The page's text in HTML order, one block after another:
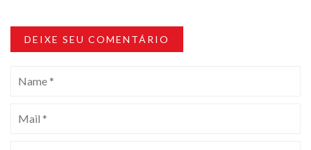
DEIXE SEU COMENTÁRIO